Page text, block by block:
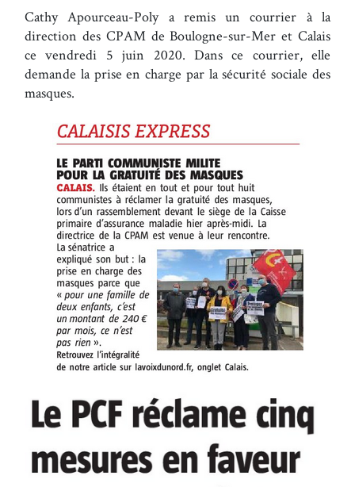
Cathy Apourceau-Poly a remis un courrier à la
direction des CPAM de Boulogne-sur-Mer et Calais
ce vendredi 5 juin 2020. Dans ce courrier, elle
demande la prise en charge par la sécurité sociale des
masques.